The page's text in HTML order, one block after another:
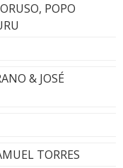
POPO
& JOSÉ
TORRES